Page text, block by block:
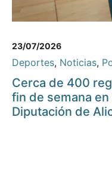
23/07/2026
Deportes, Noticias,
Cerca de 400
fin de semana en
Diputación de